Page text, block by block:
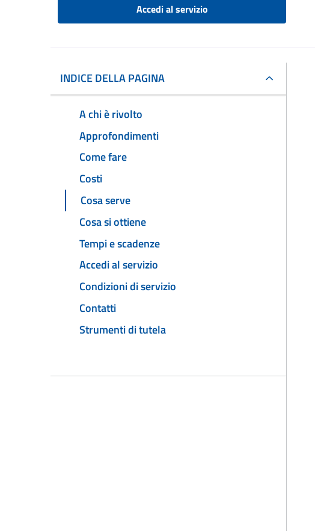
Accedi al servizio
INDICE DELLA PAGINA
A chi è rivolto
Approfondimenti
Come fare
Costi
Cosa serve
Cosa si ottiene
Tempi e scadenze
Accedi al servizio
Condizioni di servizio
Contatti
Strumenti di tutela